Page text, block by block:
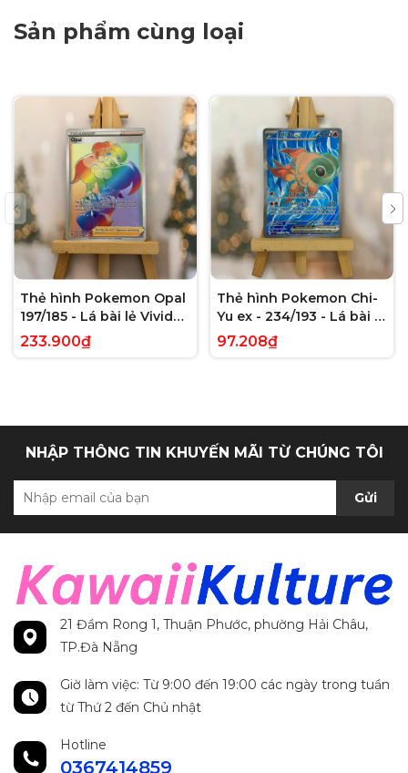
Sản phẩm cùng loại
Thẻ hình Pokemon Opal
197/185 - Lá bài lẻ Vivid
Voltage Hyper Rare tiếng
Anh chính hãng
233.900₫
Thẻ hình Pokemon Chi-
Yu ex - 234/193 - Lá bài lẻ
Paldea Evolved Full Art
Secret Rare tiếng Anh
97.208₫
NHẬP THÔNG TIN KHUYẾN MÃI TỪ CHÚNG TÔI
Gửi
21 Đầm Rong 1, Thuận Phước, phường Hải Châu,
TP.Đà Nẵng
Giờ làm việc: Từ 9:00 đến 19:00 các ngày trong tuần
từ Thứ 2 đến Chủ nhật
Hotline
0367414859